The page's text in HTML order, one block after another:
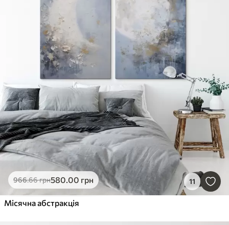
966.66грн580.00 грн 11
Місячна абстракція